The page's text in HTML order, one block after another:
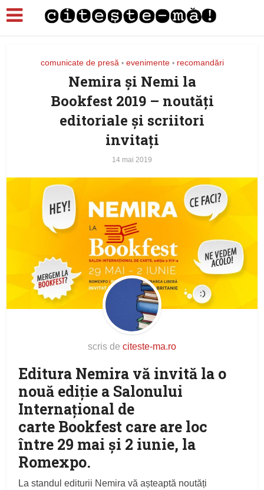
comunicate de presă • evenimente • recomandări
Nemira și Nemi la
Bookfest 2019 – noutăți
editoriale și scriitori
invitați
14 mai 2019
scris de citeste-ma.ro
Editura Nemira vă invită la o
nouă ediție a Salonului
Internațional de
carte Bookfest care are loc
între 29 mai și 2 iunie, la
Romexpo.
La standul editurii Nemira vă așteaptă noutăți